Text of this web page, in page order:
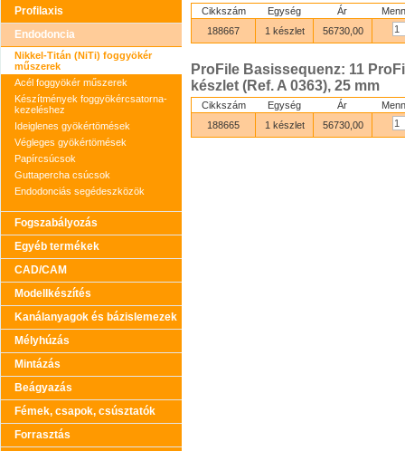
Profilaxis
Endodoncia
Nikkel-Titán (NiTi) foggyökér
műszerek
Acél foggyökér műszerek
Készítmények foggyökércsatorna-
kezeléshez
Ideiglenes gyökértömések
Végleges gyökértömések
Papírcsúcsok
Guttapercha csúcsok
Endodonciás segédeszközök
Fogszabályozás
Egyéb termékek
CAD/CAM
Modellkészítés
Kanálanyagok és bázislemezek
Mélyhúzás
Mintázás
Beágyazás
Fémek, csapok, csúsztatók
Forrasztás
Cikkszám Egység Ár
188667
1 készlet 56730,00
ProFile Basissequenz: 11
készlet (Ref. A 0363), 25 mm
Cikkszám Egység Ár
188665
1 készlet 56730,00